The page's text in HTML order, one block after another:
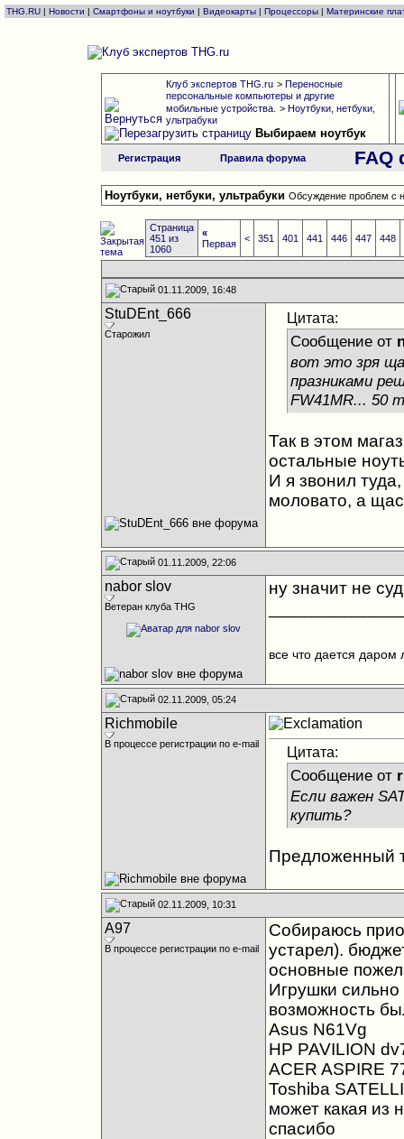
THG.RU | Новости | Смартфоны и ноутбуки | Видеокарты | Процессоры | Материнские
Клуб экспертов THG.ru > Переносные
персональные компьютеры и другие
мобильные устройства. > Ноутбуки, нетбуки,
ультрабуки
Выбираем ноутбук
Регистрация Правила форума FAQ
Ноутбуки, нетбуки, ультрабуки Обсуждение проблем с
Страница
451 из
1060
«
Первая
< 351 401 441 446 447 448
01.11.2009, 16:48
StuDEnt_666
Старожил
Цитата:
Сообщение от
вот это зря
празниками
FW41MR... 50
Так в этом
остальные
И я звонил
моловато, а
01.11.2009, 22:06
nabor slov
Ветеран клуба THG
ну значит не
все что дается даром
02.11.2009, 05:24
Richmobile
В процессе регистрации по e-mail
Цитата:
Сообщение от
Если важен
купить?
Предложенный
02.11.2009, 10:31
A97
В процессе регистрации по e-mail
Собираюсь
устарел).
основные
Игрушки сильно
возможность
Asus N61Vg
HP PAVILION
ACER ASPIRE
Toshiba
может какая из
спасибо